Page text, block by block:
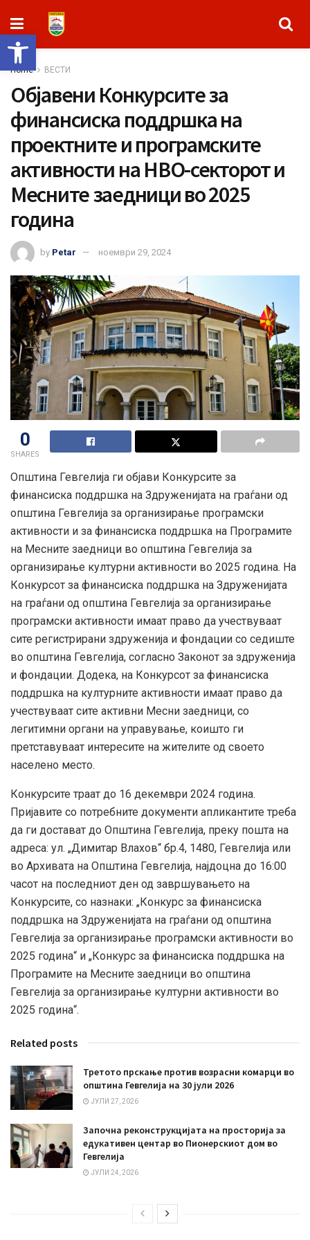
Open toolbar
Home ВЕСТИ
Објавени Конкурсите за
финансиска поддршка на
проектните и програмските
активности на НВО-секторот и
Месните заедници во 2025
година
by Petar ноември 29, 2024
0
SHARES
Oпштина Гевгелија ги објави Конкурсите за
финансиска поддршка на Здруженијата на граѓани од
општина Гевгелија за организирање програмски
активности и за финансиска поддршка на Програмите
на Месните заедници во општина Гевгелија за
организирање културни активности во 2025 година. На
Конкурсот за финансиска поддршка на Здруженијата
на граѓани од општина Гевгелија за организирање
програмски активности имаат право да учествуваат
сите регистрирани здруженија и фондации со седиште
во општина Гевгелија, согласно Законот за здруженија
и фондации. Додека, на Конкурсот за финансиска
поддршка на културните активности имаат право да
учествуваат сите активни Месни заедници, со
легитимни органи на управување, коишто ги
претставуваат интересите на жителите од своето
населено место.
Конкурсите траат до 16 декември 2024 година.
Пријавите со потребните документи апликантите треба
да ги достават до Општина Гевгелија, преку пошта на
адреса: ул. „Димитар Влахов“ бр.4, 1480, Гевгелија или
во Архивата на Општина Гевгелија, најдоцна до 16:00
часот на последниот ден од завршувањето на
Конкурсите, со назнаки: „Конкурс за финансиска
поддршка на Здруженијата на граѓани од општина
Гевгелија за организирање програмски активности во
2025 година“ и „Конкурс за финансиска поддршка на
Програмите на Месните заедници во општина
Гевгелија за организирање културни активности во
2025 година“.
Related posts
Третото прскање против возрасни комарци во
општина Гевгелија на 30 јули 2026
ЈУЛИ 27, 2026
Започна реконструкцијата на просторија за
едукативен центар во Пионерскиот дом во
Гевгелија
ЈУЛИ 24, 2026